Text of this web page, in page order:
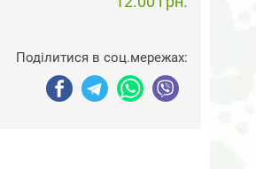
Поділитися в соц.мережах: